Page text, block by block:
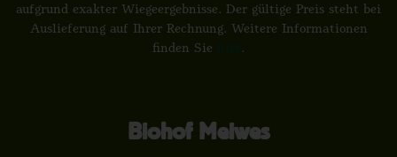
aufgrund exakter Wiegeergebnisse. Der gültige Preis steht bei
Auslieferung auf Ihrer Rechnung. Weitere Informationen
finden Sie
.
Biohof Meiwes